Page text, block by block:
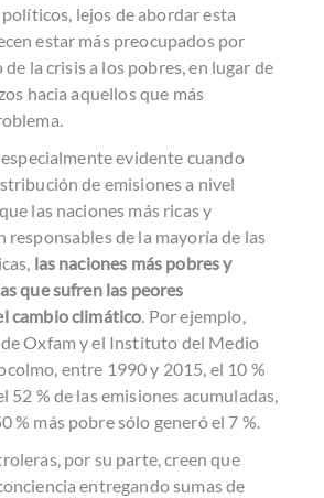
lejos de abordar esta
estar más preocupados por
la crisis a los pobres, en lugar de
hacia aquellos que más
evidente cuando
de emisiones a nivel
las naciones más ricas y
responsables de la mayoría de las
las naciones más pobres y
que sufren las peores
cambio climático. Por ejemplo,
Oxfam y el Instituto del Medio
, entre 1990 y 2015, el 10 %
52 % de las emisiones acumuladas,
% más pobre sólo generó el 7 %.
por su parte, creen que
entregando sumas de